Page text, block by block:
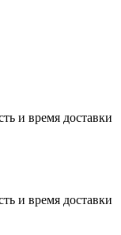
и время доставки
и время доставки